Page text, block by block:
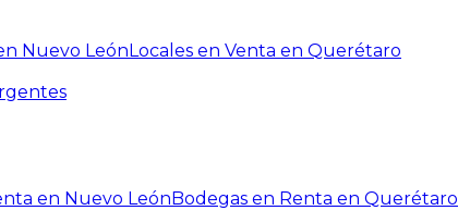
Nuevo LeónLocales en Venta en Querétaro
en Nuevo LeónBodegas en Renta en Querétaro